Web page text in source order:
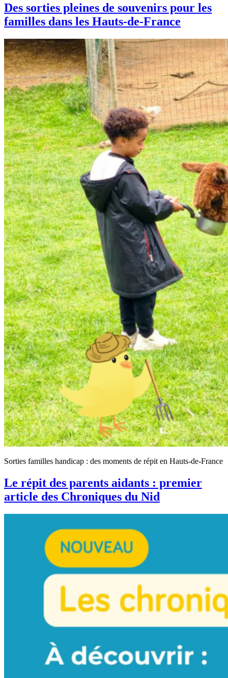
Des sorties pleines de souvenirs pour les
familles dans les Hauts-de-France
Sorties familles handicap : des moments de répit en Hauts-de-France
Le répit des parents aidants : premier
article des Chroniques du Nid